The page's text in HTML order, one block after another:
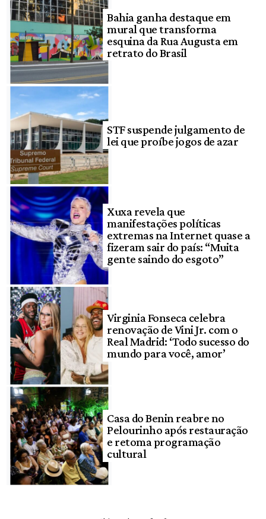
Bahia ganha destaque em
mural que transforma
esquina da Rua Augusta em
retrato do Brasil
STF suspende julgamento de
lei que proíbe jogos de azar
Xuxa revela que
manifestações políticas
extremas na Internet quase a
fizeram sair do país: “Muita
gente saindo do esgoto”
Virginia Fonseca celebra
renovação de Vini Jr. com o
Real Madrid: ‘Todo sucesso do
mundo para você, amor’
Casa do Benin reabre no
Pelourinho após restauração
e retoma programação
cultural